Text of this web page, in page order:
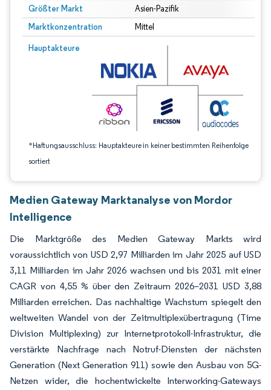
Größter Markt Asien-Pazifik
Marktkonzentration Mittel
Hauptakteure
*Haftungsausschluss: Hauptakteure in keiner bestimmten Reihenfolge
sortiert
Bild © Mordor Intelligence. Wiederverwendung erfordert Namensnennung
Medien Gateway Marktanalyse von Mordor
Intelligence
Die Marktgröße des Medien Gateway Markts wird
voraussichtlich von USD 2,97 Milliarden im Jahr 2025 auf USD
3,11 Milliarden im Jahr 2026 wachsen und bis 2031 mit einer
CAGR von 4,55 % über den Zeitraum 2026–2031 USD 3,88
Milliarden erreichen. Das nachhaltige Wachstum spiegelt den
weltweiten Wandel von der Zeitmultiplexübertragung (Time
Division Multiplexing) zur Internetprotokoll-Infrastruktur, die
verstärkte Nachfrage nach Notruf-Diensten der nächsten
Generation (Next Generation 911) sowie den Ausbau von 5G-
Netzen wider, die hochentwickelte Interworking-Gateways